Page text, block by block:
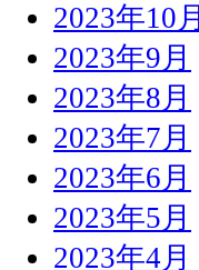
2023年10月
2023年9月
2023年8月
2023年7月
2023年6月
2023年5月
2023年4月